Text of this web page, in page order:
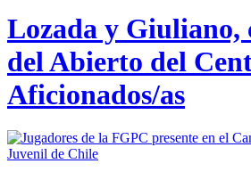
Lozada y Giuliano,
del Abierto del
Aficionados/as